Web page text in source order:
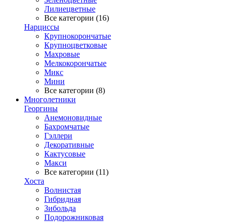
Лилиецветные
Все категории (16)
Нарциссы
Крупнокорончатые
Крупноцветковые
Махровые
Мелкокорончатые
Микс
Мини
Все категории (8)
Многолетники
Георгины
Анемоновидные
Бахромчатые
Гэллери
Декоративные
Кактусовые
Макси
Все категории (11)
Хоста
Волнистая
Гибридная
Зибольда
Подорожниковая